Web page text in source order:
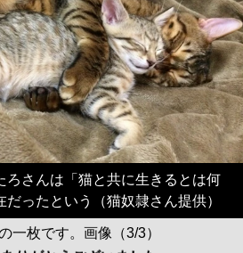
ろさんは「猫と共に生きるとは何
ったという（猫奴隷さん提供）
一枚です。画像（3/3）